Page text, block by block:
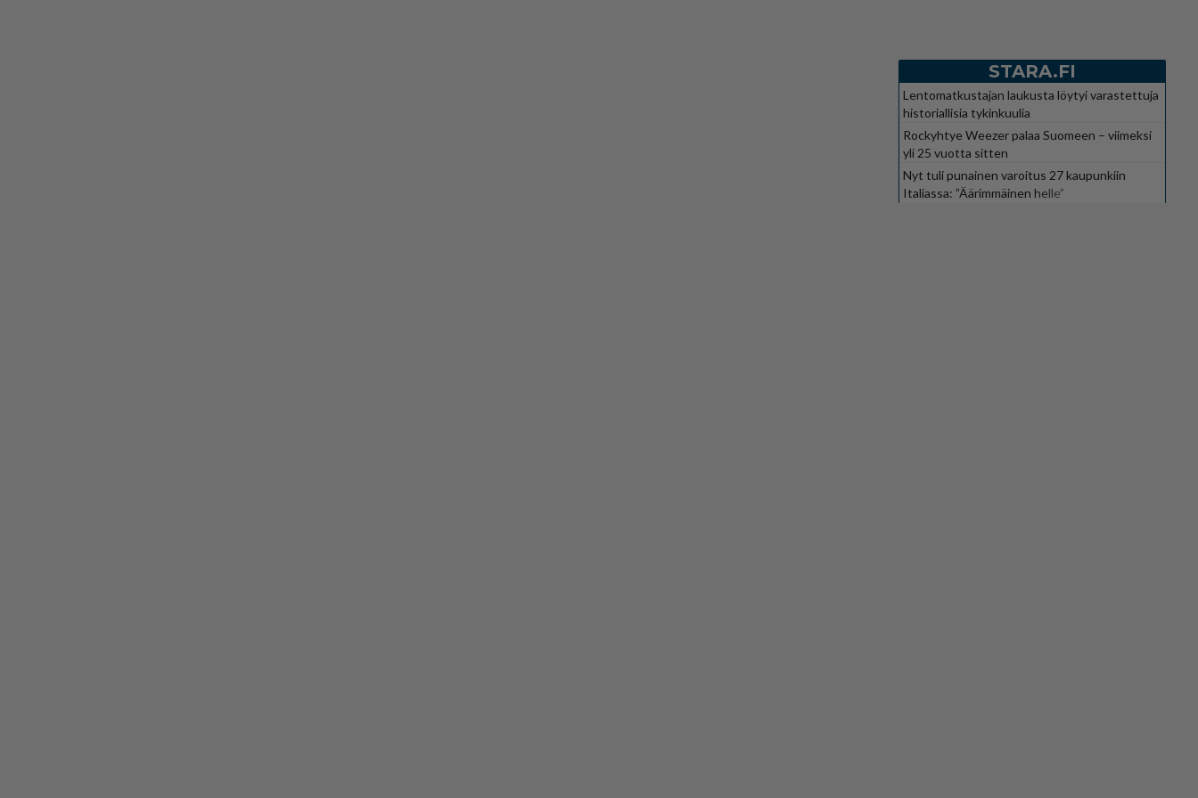
STARA.FI
Lentomatkustajan laukusta löytyi varastettuja
historiallisia tykinkuulia
Rockyhtye Weezer palaa Suomeen – viimeksi
yli 25 vuotta sitten
Nyt tuli punainen varoitus 27 kaupunkiin
Italiassa: ”Äärimmäinen helle”